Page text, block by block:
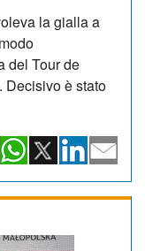
la gialla a
del Tour de
Decisivo è stato